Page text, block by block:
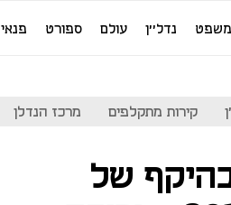
משפט נדל''ן עולם ספורט פנאי
קירות מתקלפים מרכז הנדלן
של